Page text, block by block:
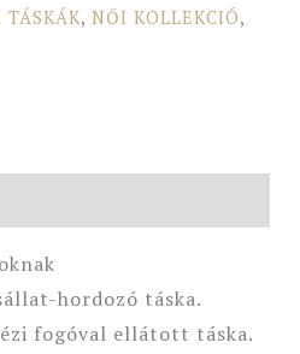
TÁSKÁK, NŐI KOLLEKCIÓ,
hordozó táska.
fogóval ellátott táska.